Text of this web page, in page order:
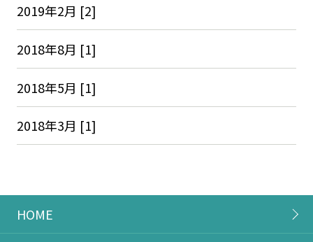
2019年2月 [2]
2018年8月 [1]
2018年5月 [1]
2018年3月 [1]
HOME